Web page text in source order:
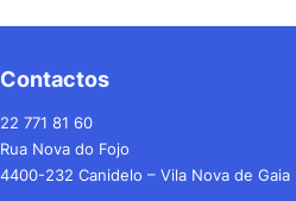
Contactos
22 771 81 60
Rua Nova do Fojo
4400-232 Canidelo – Vila Nova de Gaia